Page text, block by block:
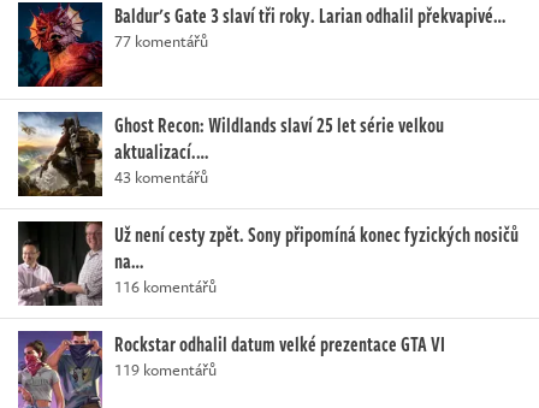
Baldur's Gate 3 slaví tři roky. Larian odhalil překvapivé…
77 komentářů
Ghost Recon: Wildlands slaví 25 let série velkou
aktualizací.…
43 komentářů
Už není cesty zpět. Sony připomíná konec fyzických nosičů
na…
116 komentářů
Rockstar odhalil datum velké prezentace GTA VI
119 komentářů